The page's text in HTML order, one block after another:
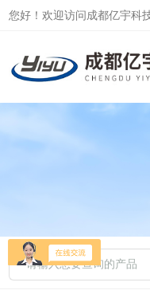
您好！欢迎访问成都亿宇科